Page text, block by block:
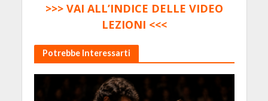
>>> VAI ALL’INDICE DELLE VIDEO
LEZIONI <<<
Potrebbe Interessarti